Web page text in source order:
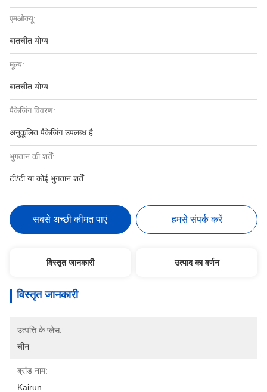
एमओक्यू:
बातचीत योग्य
मूल्य:
बातचीत योग्य
पैकेजिंग विवरण:
अनुकूलित पैकेजिंग उपलब्ध है
भुगतान की शर्तें:
टी/टी या कोई भुगतान शर्तें
सबसे अच्छी कीमत पाएं हमसे संपर्क करें
विस्तृत जानकारी उत्पाद का वर्णन
विस्तृत जानकारी
उत्पत्ति के प्लेस:
चीन
ब्रांड नाम:
Kairun